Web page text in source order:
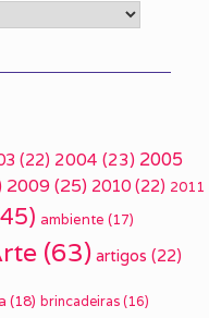
(22) 2004 (23) 2005
2009(25) 2010 (22) 2011
ambiente (17)
(63) artigos (22)
(18) brincadeiras (16)